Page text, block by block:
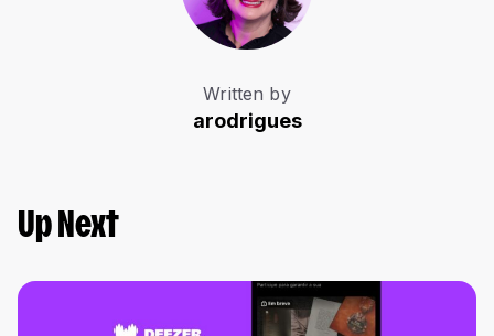
Written by
arodrigues
Up Next